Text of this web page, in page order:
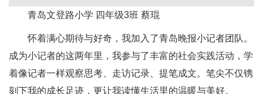
青岛文登路小学 四年级3班 蔡琨
怀着满心期待与好奇，我加入了青岛晚报小记者团队。
成为小记者的这两年里，我参与了丰富的社会实践活动，学
着像记者一样观察思考、走访记录、提笔成文。笔尖不仅镌
刻下我的成长足迹，更让我读懂生活里的温暖与美好。